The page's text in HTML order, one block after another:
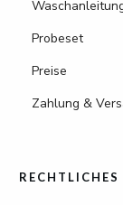
Probeset
Preise
Zahlung &
RECHTLICHES